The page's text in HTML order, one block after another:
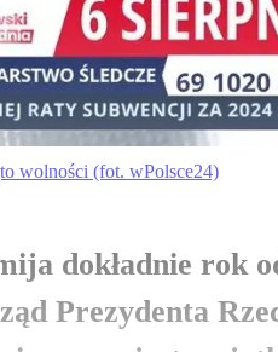
wolności (fot. wPolsce24)
dokładnie rok
Prezydenta